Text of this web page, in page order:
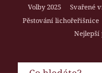
Volby 2025
Svařené
Pěstování lichořeřišnice
Nejlepší